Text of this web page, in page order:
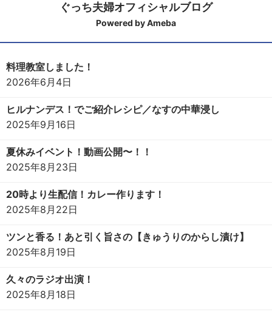
ぐっち夫婦オフィシャルブログ
Powered by Ameba
料理教室しました！
2026年6月4日
ヒルナンデス！でご紹介レシピ／なすの中華浸し
2025年9月16日
夏休みイベント！動画公開〜！！
2025年8月23日
20時より生配信！カレー作ります！
2025年8月22日
ツンと香る！あと引く旨さの【きゅうりのからし漬け】
2025年8月19日
久々のラジオ出演！
2025年8月18日